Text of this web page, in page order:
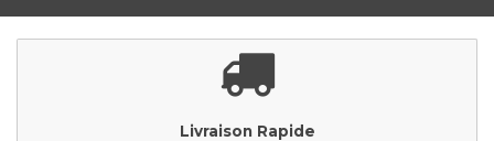
Livraison Rapide